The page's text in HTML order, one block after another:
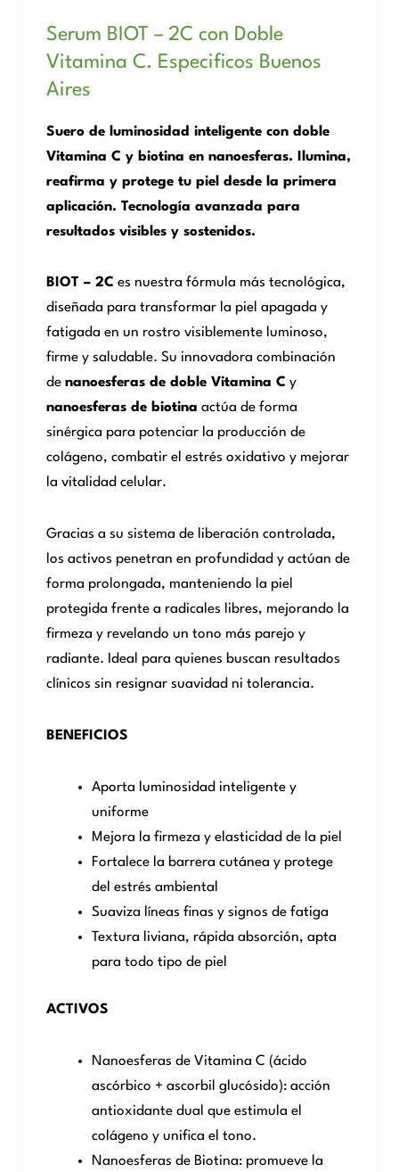
Serum BIOT – 2C con Doble
Vitamina C. Especificos Buenos
Aires
Suero de luminosidad inteligente con doble
Vitamina C y biotina en nanoesferas. Ilumina,
reafirma y protege tu piel desde la primera
aplicación. Tecnología avanzada para
resultados visibles y sostenidos.
BIOT – 2C es nuestra fórmula más tecnológica,
diseñada para transformar la piel apagada y
fatigada en un rostro visiblemente luminoso,
firme y saludable. Su innovadora combinación
de nanoesferas de doble Vitamina C y
nanoesferas de biotina actúa de forma
sinérgica para potenciar la producción de
colágeno, combatir el estrés oxidativo y mejorar
la vitalidad celular.
Gracias a su sistema de liberación controlada,
los activos penetran en profundidad y actúan de
forma prolongada, manteniendo la piel
protegida frente a radicales libres, mejorando la
firmeza y revelando un tono más parejo y
radiante. Ideal para quienes buscan resultados
clínicos sin resignar suavidad ni tolerancia.
BENEFICIOS
Aporta luminosidad inteligente y
uniforme
Mejora la firmeza y elasticidad de la piel
Fortalece la barrera cutánea y protege
del estrés ambiental
Suaviza líneas finas y signos de fatiga
Textura liviana, rápida absorción, apta
para todo tipo de piel
ACTIVOS
Nanoesferas de Vitamina C (ácido
ascórbico + ascorbil glucósido): acción
antioxidante dual que estimula el
colágeno y unifica el tono.
Nanoesferas de Biotina: promueve la